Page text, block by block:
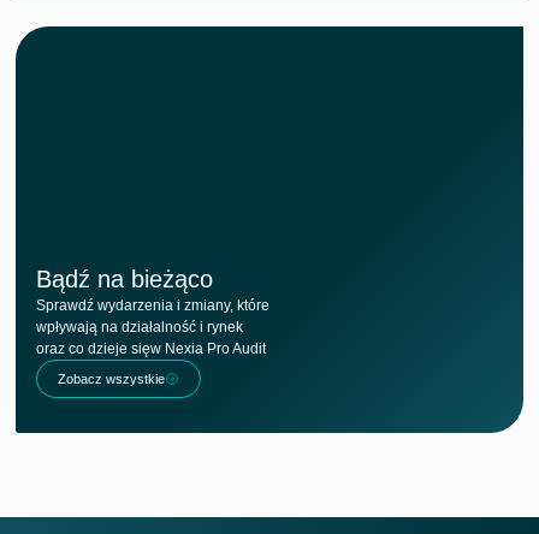
Bądź na bieżąco
Sprawdź wydarzenia i zmiany, które
wpływają na działalność i rynek
oraz co dzieje sięw Nexia Pro Audit
Zobacz wszystkie